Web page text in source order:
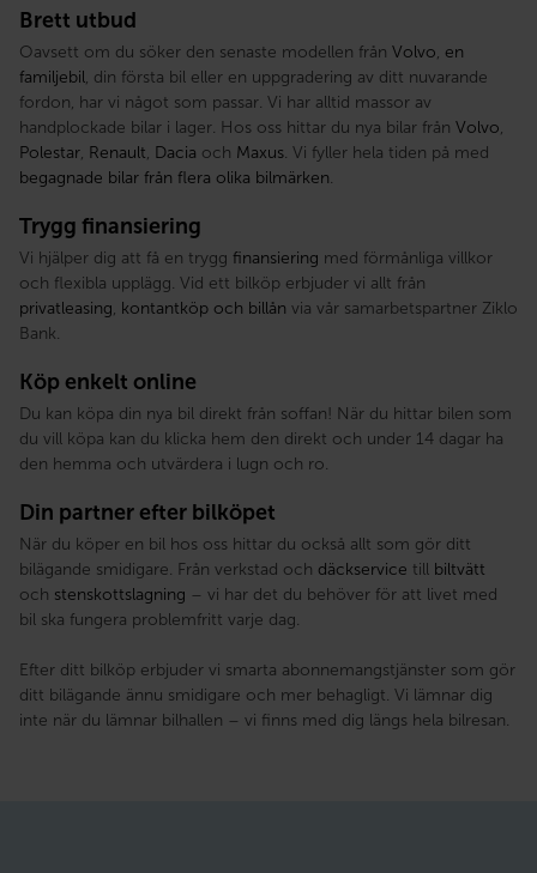
Brett utbud
Oavsett om du söker den senaste modellen från Volvo, en
familjebil, din första bil eller en uppgradering av ditt nuvarande
fordon, har vi något som passar. Vi har alltid massor av
handplockade bilar i lager. Hos oss hittar du nya bilar från Volvo,
Polestar, Renault, Dacia och Maxus. Vi fyller hela tiden på med
begagnade bilar från flera olika bilmärken.
Trygg finansiering
Vi hjälper dig att få en trygg finansiering med förmånliga villkor
och flexibla upplägg. Vid ett bilköp erbjuder vi allt från
privatleasing, kontantköp och billån via vår samarbetspartner Ziklo
Bank.
Köp enkelt online
Du kan köpa din nya bil direkt från soffan! När du hittar bilen som
du vill köpa kan du klicka hem den direkt och under 14 dagar ha
den hemma och utvärdera i lugn och ro.
Din partner efter bilköpet
När du köper en bil hos oss hittar du också allt som gör ditt
bilägande smidigare. Från verkstad och däckservice till biltvätt
och stenskottslagning – vi har det du behöver för att livet med
bil ska fungera problemfritt varje dag.
Efter ditt bilköp erbjuder vi smarta abonnemangstjänster som gör
ditt bilägande ännu smidigare och mer behagligt. Vi lämnar dig
inte när du lämnar bilhallen – vi finns med dig längs hela bilresan.